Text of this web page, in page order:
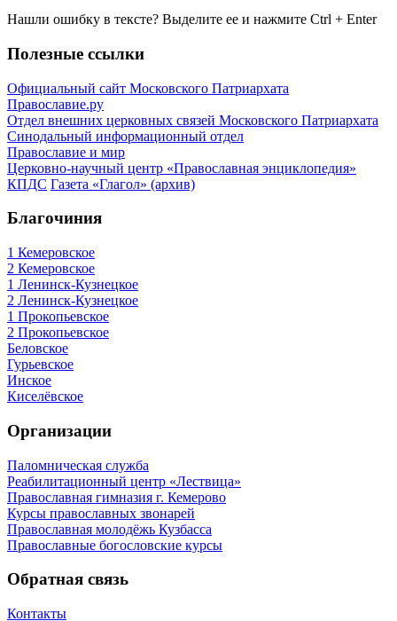
Нашли ошибку в тексте? Выделите ее и нажмите Ctrl + Enter
Полезные ссылки
Официальный сайт Московского Патриархата
Православие.ру
Отдел внешних церковных связей Московского Патриархата
Синодальный информационный отдел
Православие и мир
Церковно-научный центр «Православная энциклопедия»
КПДС Газета «Глагол» (архив)
Благочиния
1 Кемеровское
2 Кемеровское
1 Ленинск-Кузнецкое
2 Ленинск-Кузнецкое
1 Прокопьевское
2 Прокопьевское
Беловское
Гурьевское
Инское
Киселёвское
Организации
Паломническая служба
Реабилитационный центр «Лествица»
Православная гимназия г. Кемерово
Курсы православных звонарей
Православная молодёжь Кузбасса
Православные богословские курсы
Обратная связь
Контакты